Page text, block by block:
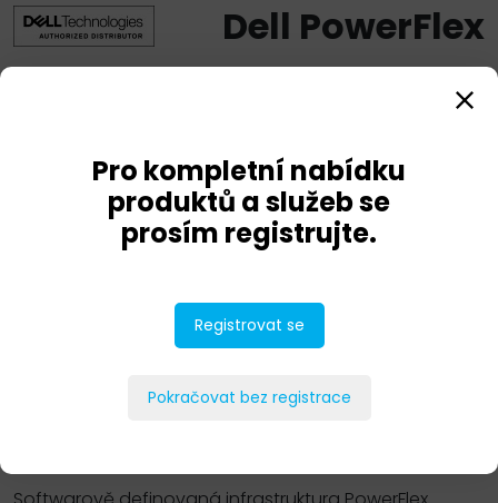
Dell PowerFlex
PŘIDAT DO POPTÁVKY
Pro kompletní nabídku
produktů a služeb se
prosím registrujte.
Registrovat se
Pokračovat bez registrace